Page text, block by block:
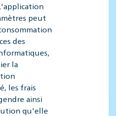
peut
des
la
les frais
ainsi
qu'elle